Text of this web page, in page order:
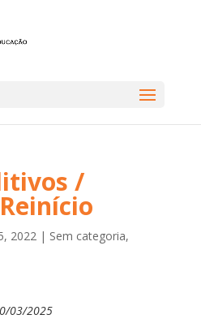
/
2022| Sem categoria,
03/2025